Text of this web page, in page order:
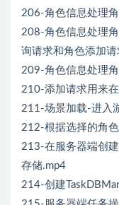
206-角色信息处理
208-角色信息处理
询请求和角色添加请
209-角色信息处理
210-添加请求用来
211-场景加载-进入
212-根据选择的角
213-在服务器端创
存储.mp4
214-创建